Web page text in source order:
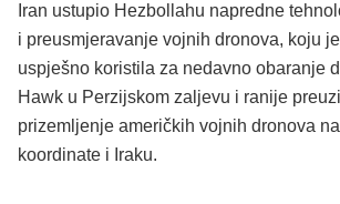
Iran ustupio Hezbollahu napredne
i preusmjeravanje vojnih dronova, koju
uspješno koristila za nedavno obaranje
Hawk u Perzijskom zaljevu i ranije
prizemljenje američkih vojnih dronova
koordinate i Iraku.